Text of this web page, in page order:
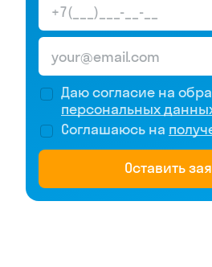
Даю согласие на
персональных
Соглашаюсь на
Оставить